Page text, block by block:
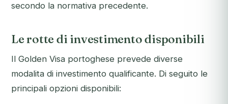
secondo la normativa precedente.
Le rotte di investimento disponibili
Il Golden Visa portoghese prevede diverse
modalita di investimento qualificante. Di seguito le
principali opzioni disponibili: